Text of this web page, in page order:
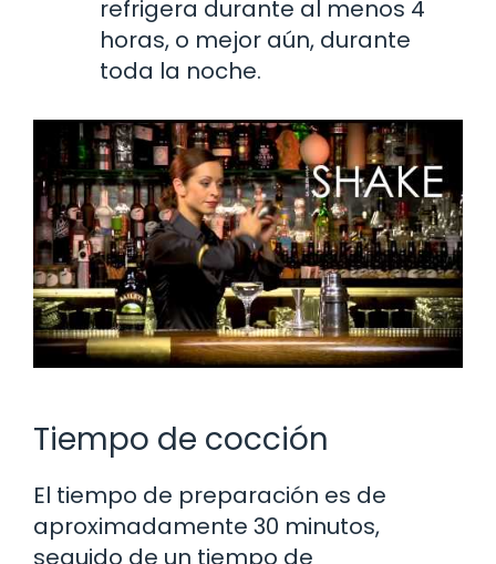
refrigera durante al menos 4
horas, o mejor aún, durante
toda la noche.
Tiempo de cocción
El tiempo de preparación es de
aproximadamente 30 minutos,
seguido de un tiempo de